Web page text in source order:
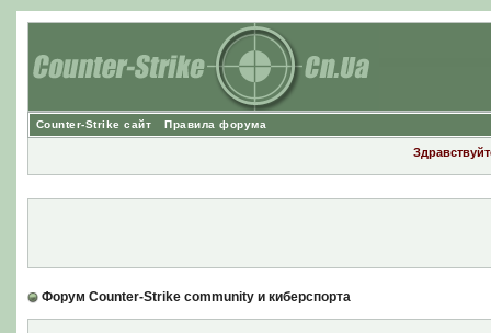
Counter-Strike сайт Правила форума
Форум Counter-Strike community и киберспорта